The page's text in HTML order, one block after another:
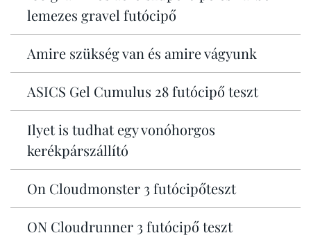
lemezes gravel futócipő
Amire szükség van és amire vágyunk
ASICS Gel Cumulus 28 futócipő teszt
Ilyet is tudhat egy vonóhorgos
kerékpárszállító
On Cloudmonster 3 futócipőteszt
ON Cloudrunner 3 futócipő teszt